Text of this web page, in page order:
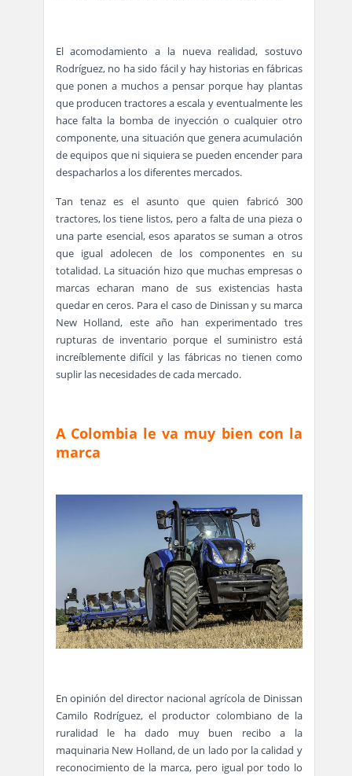
El acomodamiento a la nueva realidad, sostuvo
Rodríguez, no ha sido fácil y hay historias en fábricas
que ponen a muchos a pensar porque hay plantas
que producen tractores a escala y eventualmente les
hace falta la bomba de inyección o cualquier otro
componente, una situación que genera acumulación
de equipos que ni siquiera se pueden encender para
despacharlos a los diferentes mercados.
Tan tenaz es el asunto que quien fabricó 300
tractores, los tiene listos, pero a falta de una pieza o
una parte esencial, esos aparatos se suman a otros
que igual adolecen de los componentes en su
totalidad. La situación hizo que muchas empresas o
marcas echaran mano de sus existencias hasta
quedar en ceros. Para el caso de Dinissan y su marca
New Holland, este año han experimentado tres
rupturas de inventario porque el suministro está
increíblemente difícil y las fábricas no tienen como
suplir las necesidades de cada mercado.
A Colombia le va muy bien con la
marca
En opinión del director nacional agrícola de Dinissan
Camilo Rodríguez, el productor colombiano de la
ruralidad le ha dado muy buen recibo a la
maquinaria New Holland, de un lado por la calidad y
reconocimiento de la marca, pero igual por todo lo